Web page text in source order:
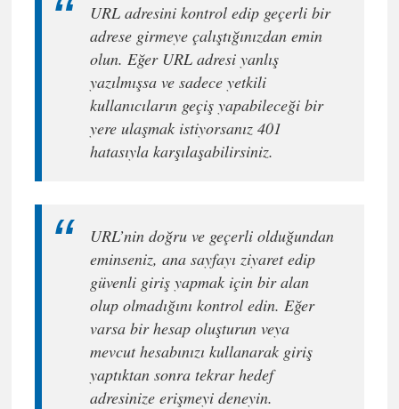
URL adresini kontrol edip geçerli bir
adrese girmeye çalıştığınızdan emin
olun. Eğer URL adresi yanlış
yazılmışsa ve sadece yetkili
kullanıcıların geçiş yapabileceği bir
yere ulaşmak istiyorsanız 401
hatasıyla karşılaşabilirsiniz.
URL’nin doğru ve geçerli olduğundan
eminseniz, ana sayfayı ziyaret edip
güvenli giriş yapmak için bir alan
olup olmadığını kontrol edin. Eğer
varsa bir hesap oluşturun veya
mevcut hesabınızı kullanarak giriş
yaptıktan sonra tekrar hedef
adresinize erişmeyi deneyin.